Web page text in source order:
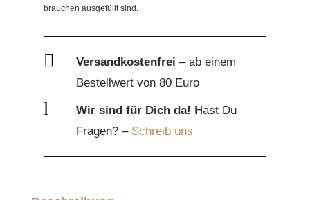
brauchen ausgefüllt sind.
 Versandkostenfrei – ab einem
Bestellwert von 80 Euro
l Wir sind für Dich da! Hast Du
Fragen? – Schreib uns